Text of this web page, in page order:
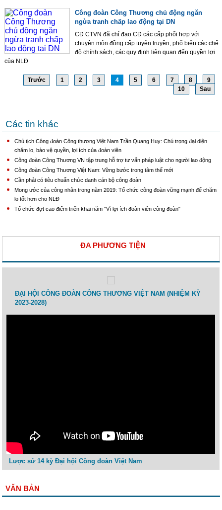
Công đoàn Công Thương chủ động ngăn
ngừa tranh chấp lao động tại DN
CĐ CTVN đã chỉ đạo CĐ các cấp phối hợp với
chuyên môn đồng cấp tuyên truyền, phổ biến các chế
độ chính sách, các quy định liên quan đến quyền lợi
của NLĐ
Trước 1 2 3 4 5 6 7 8
9
10
Sau
Các tin khác
Chủ tịch Công đoàn Công thương Việt Nam Trần Quang Huy: Chú trọng đại diện
chăm lo, bảo vệ quyền, lợi ích của đoàn viên
Công đoàn Công Thương VN tập trung hỗ trợ tư vấn pháp luật cho người lao động
Công đoàn Công Thương Việt Nam: Vững bước trong tâm thế mới
Cần phải có tiêu chuẩn chức danh cán bộ công đoàn
Mong ước của công nhân trong năm 2019: Tổ chức công đoàn vững mạnh để chăm
lo tốt hơn cho NLĐ
Tổ chức đợt cao điểm triển khai năm "Vì lợi ích đoàn viên công đoàn"
ĐA PHƯƠNG TIỆN
ĐẠI HỘI CÔNG ĐOÀN CÔNG THƯƠNG VIỆT NAM (NHIỆM KỲ
2023-2028)
Lược sử 14 kỳ Đại hội Công đoàn Việt Nam
VĂN BẢN